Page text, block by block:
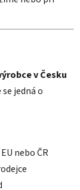
v Česku
jedná o
nebo ČR